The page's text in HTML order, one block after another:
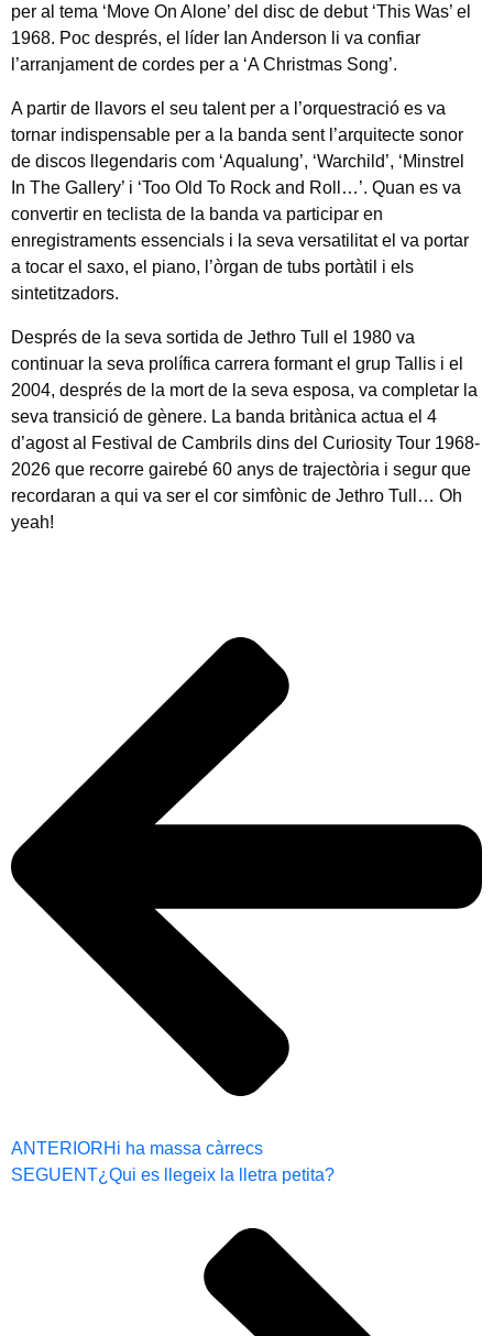
per al tema ‘Move On Alone’ del disc de debut ‘This Was’ el
1968. Poc després, el líder Ian Anderson li va confiar
l’arranjament de cordes per a ‘A Christmas Song’.
A partir de llavors el seu talent per a l’orquestració es va
tornar indispensable per a la banda sent l’arquitecte sonor
de discos llegendaris com ‘Aqualung’, ‘Warchild’, ‘Minstrel
In The Gallery’ i ‘Too Old To Rock and Roll…’. Quan es va
convertir en teclista de la banda va participar en
enregistraments essencials i la seva versatilitat el va portar
a tocar el saxo, el piano, l’òrgan de tubs portàtil i els
sintetitzadors.
Després de la seva sortida de Jethro Tull el 1980 va
continuar la seva prolífica carrera formant el grup Tallis i el
2004, després de la mort de la seva esposa, va completar la
seva transició de gènere. La banda britànica actua el 4
d’agost al Festival de Cambrils dins del Curiosity Tour 1968-
2026 que recorre gairebé 60 anys de trajectòria i segur que
recordaran a qui va ser el cor simfònic de Jethro Tull… Oh
yeah!
ANTERIORHi ha massa càrrecs
SEGUENT¿Qui es llegeix la lletra petita?